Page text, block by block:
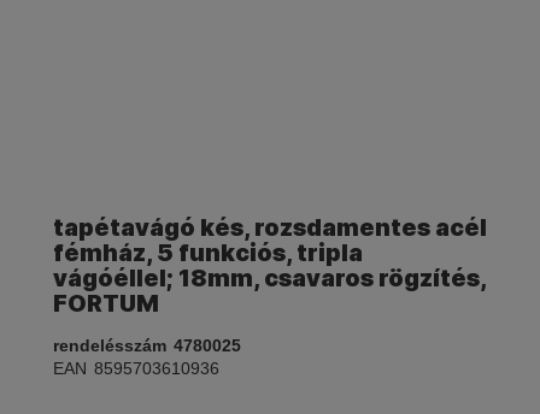
tapétavágó kés, rozsdamentes acél
fémház, 5 funkciós, tripla
vágóéllel; 18mm, csavaros rögzítés,
FORTUM
rendelésszám 4780025
EAN 8595703610936